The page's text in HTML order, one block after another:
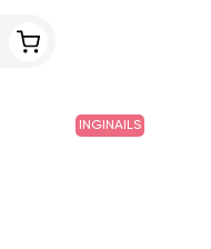
INGINAILS